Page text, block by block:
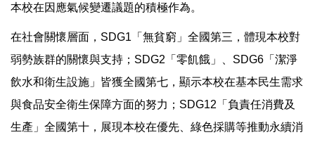
本校在因應氣候變遷議題的積極作為。
在社會關懷層面，SDG1「無貧窮」全國第三，體現本校對
弱勢族群的關懷與支持；SDG2「零飢餓」、SDG6「潔淨
飲水和衛生設施」皆獲全國第七，顯示本校在基本民生需求
與食品安全衛生保障方面的努力；SDG12「負責任消費及
生產」全國第十，展現本校在優先、綠色採購等推動永續消